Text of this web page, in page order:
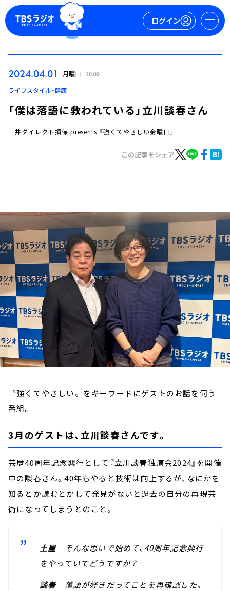
ログイン
ログイン
トピックス
TBS Podcast
お知らせ
イベント・グッズ
YouTube
会社情報
2024.04.01 月曜日 10:00
ライフスタイル・健康
「僕は落語に救われている」立川談春さん
三井ダイレクト損保 presents 『強くてやさしい金曜日』
この記事をシェア
〝強くてやさしい〟をキーワードにゲストのお話を伺う
番組。
3月のゲストは、立川談春さんです。
芸歴40周年記念興行として『立川談春独演会2024』を開催
中の談春さん。40年もやると技術は向上するが、なにかを
知るとか読むとかして発見がないと過去の自分の再現芸
術になってしまうとのこと。
土屋そんな思いで始めて、40周年記念興行
をやっていてどうですか？
談春落語が好きだってことを再確認した。